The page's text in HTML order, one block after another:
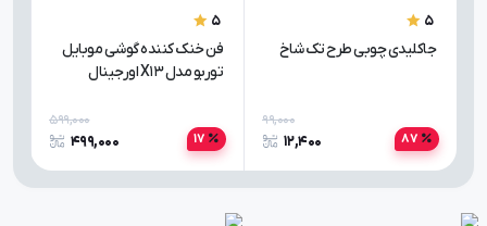
5
جاکلیدی چوبی طرح تک شاخ
99,000
12,400 87
5
فن خنک کننده گوشی موبایل
توربو مدل X13 اورجینال
599,000
499,000 17